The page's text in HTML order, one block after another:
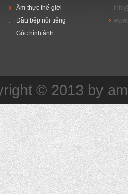
Ẩm thực thế giới
Đầu bếp nổi tiếng
Góc hình ảnh
© 2013 by